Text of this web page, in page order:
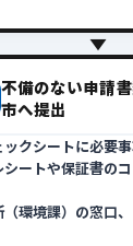
▼
不備のない申請
市へ提出
クシートに必要
ートや保証書の
環境課）の窓口